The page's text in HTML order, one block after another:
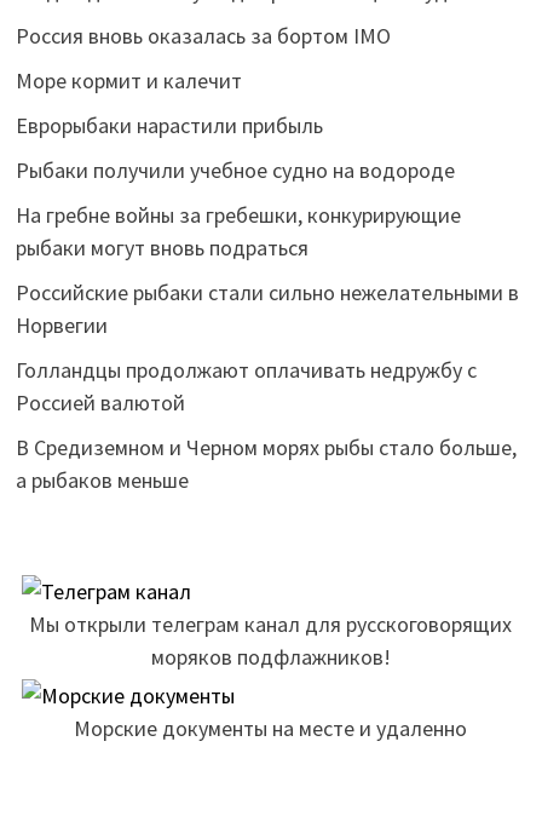
Россия вновь оказалась за бортом IMO
Море кормит и калечит
Еврорыбаки нарастили прибыль
Рыбаки получили учебное судно на водороде
На гребне войны за гребешки, конкурирующие
рыбаки могут вновь подраться
Российские рыбаки стали сильно нежелательными в
Норвегии
Голландцы продолжают оплачивать недружбу с
Россией валютой
В Средиземном и Черном морях рыбы стало больше,
а рыбаков меньше
Мы открыли телеграм канал для русскоговорящих
моряков подфлажников!
Морские документы на месте и удаленно